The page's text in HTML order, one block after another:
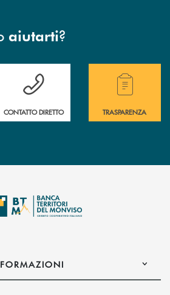
aiutarti?
delle filiali della Banca.
Hai bisogno di assistenza immediata?
CONTATTO DIRETTO
Hai bisogno di
TRASPARENZA